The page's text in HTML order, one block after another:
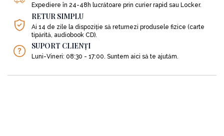
Și ce fac diferit organizațiile de talie mondială, care
prosperă și câștigă iar și iar pe piețele lor?
Răspunsurile au fost formulate de Anthony Gell în urma
luate celor mai renumiți CEO din lume, antreprenorilor care
Expediere în 24-48h lucrătoare prin curier rapid sau Locker.
RETUR SIMPLU
Ai 14 de zile la dispoziție să returnezi produsele fizice (carte
tipărită, audiobook CD).
SUPORT CLIENȚI
Luni-Vineri: 08:30 - 17:00. Suntem aici să te ajutăm.